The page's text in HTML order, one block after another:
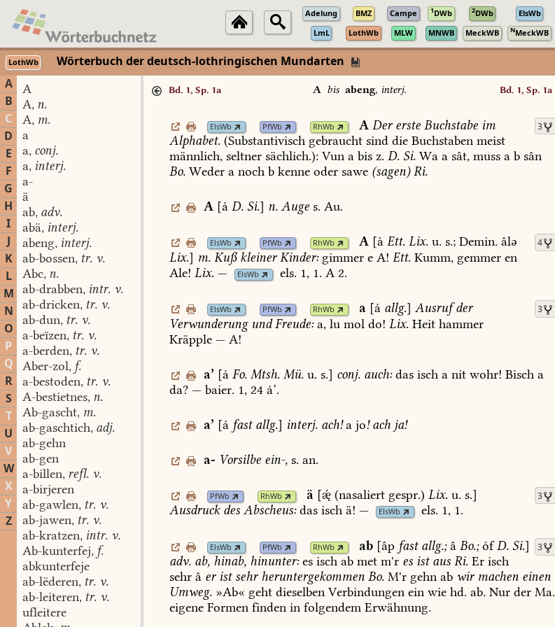
Adelung BMZ Campe 1DWb 2DWb ElsWb
LmL
LothWb MLW MNWB MeckWB NMeckWB
LothWb Wörterbuch der deutsch-lothringischen Mundarten
A
B
C
D
E
F
G
H
I
J
K
L
M
N
O
P
Q
R
S
T
U
V
W
X
Y
Z
A
A, n.
A, m.
a
a, conj.
a, interj.
a-
ä
ab, adv.
abä, interj.
abeng, interj.
ab-bossen, tr. v.
Abc, n.
ab-drabben, intr. v.
ab-dricken, tr. v.
ab-dun, tr. v.
a-beïzen, tr. v.
a-berden, tr. v.
Aber-zol, f.
a-bestoden, tr. v.
A-bestietnes, n.
Ab-gascht, m.
ab-gaschtich, adj.
ab-gehn
ab-gen
a-billen, refl. v.
a-birjeren
ab-gawlen, tr. v.
ab-jawen, tr. v.
ab-kratzen, intr. v.
Ab-kunterfej, f.
abkunterfeje
ab-lëderen, tr. v.
ab-leiteren, tr. v.
ufleitere
Bd. 1, Sp. 1a A bis abeng, interj. Bd. 1, Sp. 1a
3
ElsWb PfWb RhWb A Dererste Buchstabe im
Alphabet. (Substantivisch gebraucht sind die Buchstaben meist
männlich, seltner sächlich.): Vun a bis z. D. Si. Wa a sât, muss a b sân
Bo. Weder a noch b kenne oder sawe (sagen) Ri.
A [á D. Si.] n. Auges. Au.
4
ElsWb PfWb RhWb A [à Ett. Lix. u. s.; Demin. âlə
Lix.] m. KußkleinerKinder:gimmer e A! Ett. Kumm, gemmer en
Ale! Lix. — ElsWb els. 1, 1. A 2.
3
ElsWb PfWb RhWb a [á allg.] Ausrufder
VerwunderungundFreude:a, lu mol do! Lix. Heit hammer
Kräpple — A!
a’ [á Fo. Mtsh. Mü.u. s.] conj. auch:dasischanitwohr! Bischa
da? — baier. 1, 24 á’.
a’ [á fastallg.] interj. ach!ajo!achja!
a- Vorsilbeein-,s. an.
3
PfWb RhWb ä [ (nasaliert gespr.) Lix. u. s.]
Ausdruckdes Abscheus:das isch ä! — ElsWb els. 1, 1.
3
ElsWb PfWb RhWb ab [âp fastallg.;â Bo.;óf D. Si.]
adv. ab, hinab, hinunter:es isch ab met m'r es istaus Ri. Er isch
sehr â eristsehrheruntergekommen Bo. M'r gehn ab wirmachen einen
Umweg. »Ab« geht dieselben Verbindungen ein wie hd. ab. Nur der Ma.
eigene Formen finden in folgendem Erwähnung.